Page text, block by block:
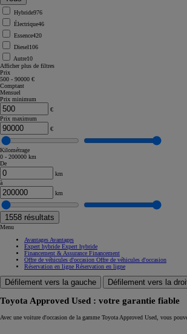
Corolla Touring Sports
À partir de
Hybride976
Électrique46
Essence420
Diesel106
Autre10
Afficher plus de filtres
Prix
500 - 90000 €
Comptant
Mensuel
Prix minimum
€
Prix maximum
€
Kilométrage
0 - 200000 km
De
km
à
km
1558 résultats
Menu
Avantages Avantages
Expert hybride Expert hybride
Financement & Assurance Financement
Offre de véhicules d'occasion Offre de véhicules d'occasion
Réservation en ligne Réservation en ligne
Défilement vers la gauche Défilement vers la
Toyota Approved Used : votre garantie fiable
Avec une voiture d'occasion de la gamme Toyota Approved Used, vous